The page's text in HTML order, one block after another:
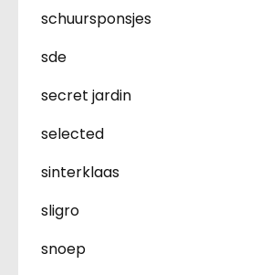
schuursponsjes
sde
secret jardin
selected
sinterklaas
sligro
snoep